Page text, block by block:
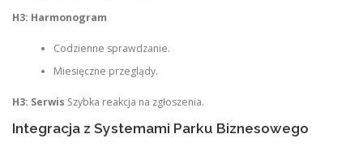
H3: Harmonogram
Codzienne sprawdzanie.
Miesięczne przeglądy.
H3: Serwis Szybka reakcja na zgłoszenia.
Integracja z Systemami Parku Biznesowego